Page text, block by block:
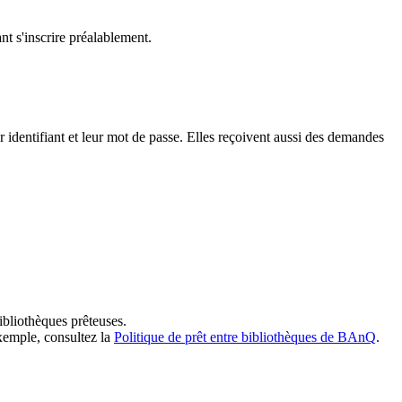
s'inscrire préalablement.
et leur mot de passe. Elles reçoivent aussi des demandes
prêteuses.
consultez la Politique de prêt entre bibliothèques de BAnQ.